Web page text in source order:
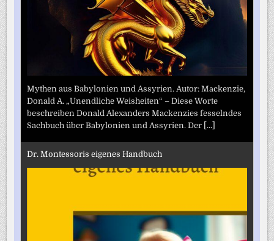
Mythen aus Babylonien und Assyrien. Autor: Mackenzie,
Donald A. „Unendliche Weisheiten“ – Diese Worte
beschreiben Donald Alexanders Mackenzies fesselndes
Sachbuch über Babylonien und Assyrien. Der [...]
Dr. Montessoris eigenes Handbuch